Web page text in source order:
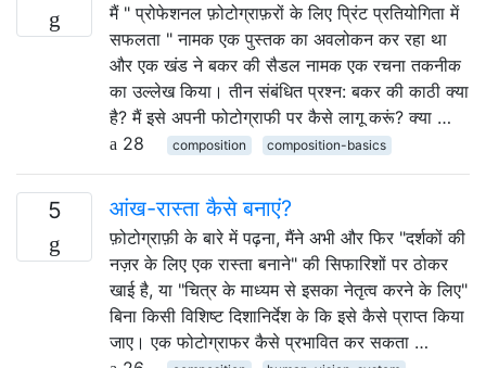
मैं " प्रोफेशनल फ़ोटोग्राफ़रों के लिए प्रिंट प्रतियोगिता में
सफलता " नामक एक पुस्तक का अवलोकन कर रहा था
और एक खंड ने बकर की सैडल नामक एक रचना तकनीक
का उल्लेख किया। तीन संबंधित प्रश्न: बकर की काठी क्या
है? मैं इसे अपनी फोटोग्राफी पर कैसे लागू करूं? क्या …
28
composition composition-basics
5 आंख-रास्ता कैसे बनाएं?
फ़ोटोग्राफ़ी के बारे में पढ़ना, मैंने अभी और फिर "दर्शकों की
नज़र के लिए एक रास्ता बनाने" की सिफारिशों पर ठोकर
खाई है, या "चित्र के माध्यम से इसका नेतृत्व करने के लिए"
बिना किसी विशिष्ट दिशानिर्देश के कि इसे कैसे प्राप्त किया
जाए। एक फोटोग्राफर कैसे प्रभावित कर सकता …